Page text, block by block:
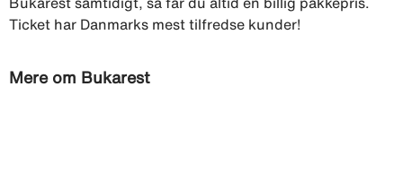
Ticket har Danmarks mest tilfredse kunder!
Mere om Bukarest